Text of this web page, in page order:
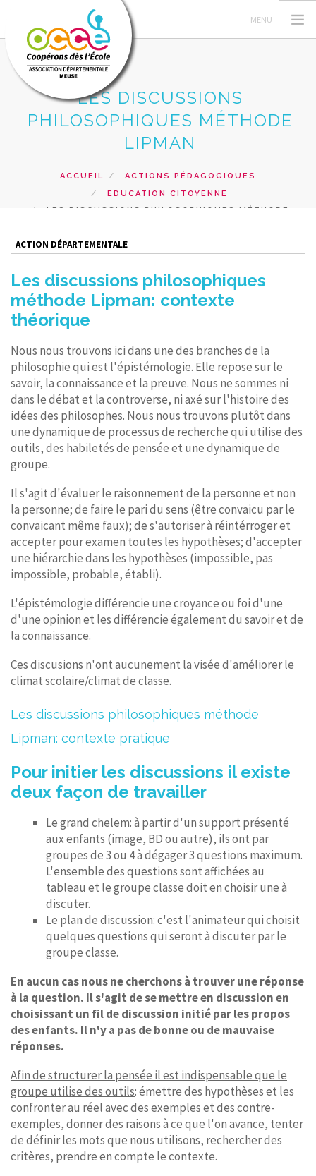
L'OCCE
GERER SA COOPERATIVE
RESSOURCES PEDAGOGIQUES
PRETS ET SERVICES
CONTACT
LES DISCUSSIONS
PHILOSOPHIQUES MÉTHODE
LIPMAN
ACCUEIL
ACTIONS PÉDAGOGIQUES
EDUCATION CITOYENNE
LES DISCUSSIONS PHILOSOPHIQUES MÉTHODE
ACTION DÉPARTEMENTALE
Les discussions philosophiques
méthode Lipman: contexte
théorique
Nous nous trouvons ici dans une des branches de la
philosophie qui est l'épistémologie. Elle repose sur le
savoir, la connaissance et la preuve. Nous ne sommes ni
dans le débat et la controverse, ni axé sur l'histoire des
idées des philosophes. Nous nous trouvons plutôt dans
une dynamique de processus de recherche qui utilise des
outils, des habiletés de pensée et une dynamique de
groupe.
Il s'agit d'évaluer le raisonnement de la personne et non
la personne; de faire le pari du sens (être convaicu par le
convaicant même faux); de s'autoriser à réintérroger et
accepter pour examen toutes les hypothèses; d'accepter
une hiérarchie dans les hypothèses (impossible, pas
impossible, probable, établi).
L'épistémologie différencie une croyance ou foi d'une
d'une opinion et les différencie également du savoir et de
la connaissance.
Ces discusions n'ont aucunement la visée d'améliorer le
climat scolaire/climat de classe.
Les discussions philosophiques méthode
Lipman: contexte pratique
Pour initier les discussions il existe
deux façon de travailler
Le grand chelem: à partir d'un support présenté
aux enfants (image, BD ou autre), ils ont par
groupes de 3 ou 4 à dégager 3 questions maximum.
L'ensemble des questions sont affichées au
tableau et le groupe classe doit en choisir une à
discuter.
Le plan de discussion: c'est l'animateur qui choisit
quelques questions qui seront à discuter par le
groupe classe.
En aucun cas nous ne cherchons à trouver une réponse
à la question. Il s'agit de se mettre en discussion en
choisissant un fil de discussion initié par les propos
des enfants. Il n'y a pas de bonne ou de mauvaise
réponses.
Afin de structurer la pensée il est indispensable que le
groupe utilise des outils: émettre des hypothèses et les
confronter au réel avec des exemples et des contre-
exemples, donner des raisons à ce que l'on avance, tenter
de définir les mots que nous utilisons, rechercher des
critères, prendre en compte le contexte.